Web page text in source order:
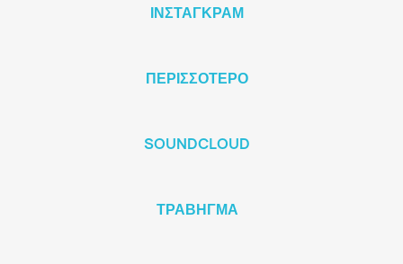
ΊΝΣΤΑΓΚΡΑΜ
ΠΕΡΙΣΣΌΤΕΡΟ
SOUNDCLOUD
ΤΡΆΒΗΓΜΑ